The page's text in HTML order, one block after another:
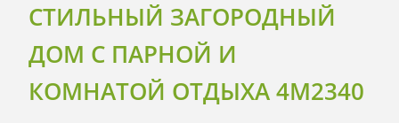
СТИЛЬНЫЙ ЗАГОРОДНЫЙ
ДОМ С ПАРНОЙ И
КОМНАТОЙ ОТДЫХА 4M2340